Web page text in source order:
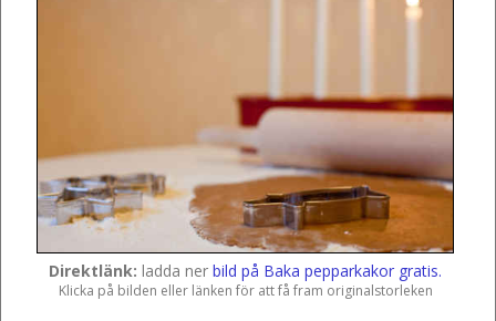
Direktlänk: ladda nerbild på Baka pepparkakor gratis.
Klicka på bilden eller länken för att få fram originalstorleken